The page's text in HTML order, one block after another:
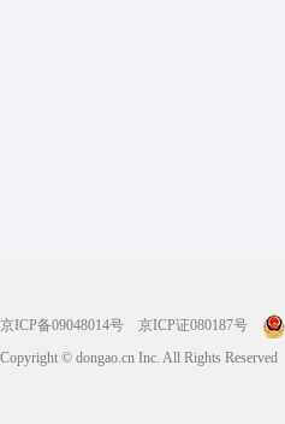
京ICP备09048014号 京ICP证080187号
Copyright © dongao.cn Inc. All Rights Reserved